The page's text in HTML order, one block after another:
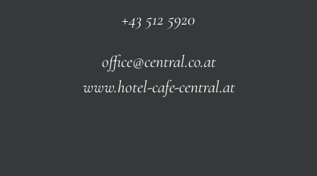
+43 512 5920
office@central.co.at
www.hotel-cafe-central.at